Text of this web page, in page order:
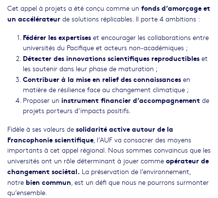
Cet appel à projets a été conçu comme un fonds d’amorçage et
un accélérateur de solutions réplicables. Il porte 4 ambitions :
Fédérer les expertises et encourager les collaborations entre
universités du Pacifique et acteurs non-académiques ;
Détecter des innovations scientifiques reproductibles et
les soutenir dans leur phase de maturation ;
Contribuer à la mise en relief des connaissances en
matière de résilience face au changement climatique ;
Proposer un instrument financier d’accompagnement de
projets porteurs d’impacts positifs.
Fidèle à ses valeurs de solidarité active autour de la
Francophonie scientifique, l’AUF va consacrer des moyens
importants à cet appel régional. Nous sommes convaincus que les
universités ont un rôle déterminant à jouer comme opérateur de
changement sociétal. La préservation de l’environnement,
notre bien commun, est un défi que nous ne pourrons surmonter
qu’ensemble.